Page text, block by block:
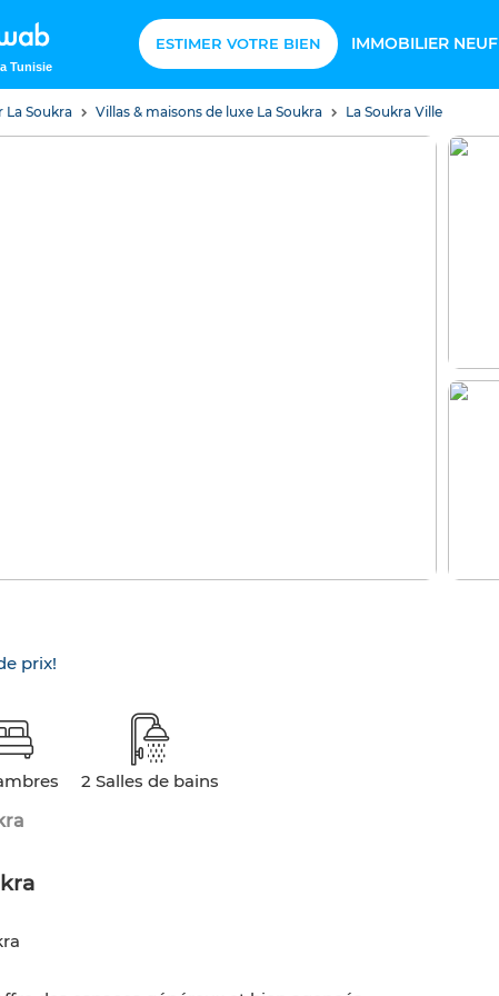
Tunisie
ESTIMER VOTRE BIEN IMMOBILIER NEUF
Soukra Villas & maisons de luxe La Soukra La Soukra Ville
prix!
2 Salles de bains